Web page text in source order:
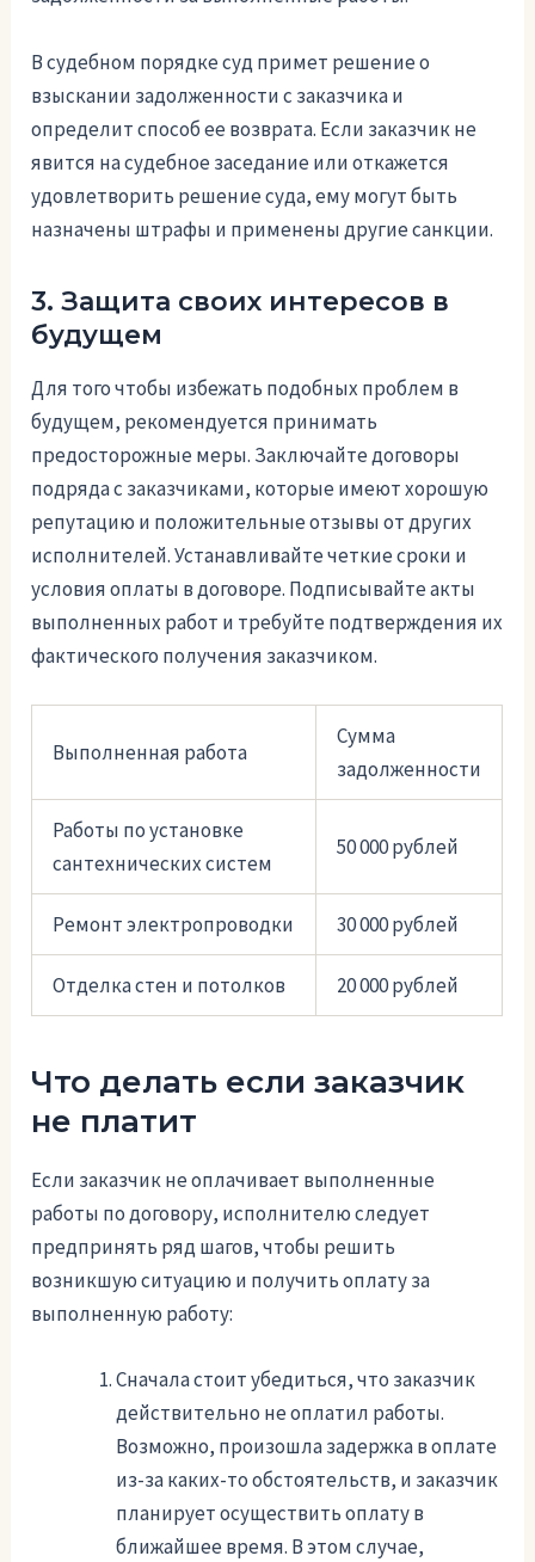
В судебном порядке суд примет решение о
взыскании задолженности с заказчика и
определит способ ее возврата. Если заказчик не
явится на судебное заседание или откажется
удовлетворить решение суда, ему могут быть
назначены штрафы и применены другие санкции.
3. Защита своих интересов в
будущем
Для того чтобы избежать подобных проблем в
будущем, рекомендуется принимать
предосторожные меры. Заключайте договоры
подряда с заказчиками, которые имеют хорошую
репутацию и положительные отзывы от других
исполнителей. Устанавливайте четкие сроки и
условия оплаты в договоре. Подписывайте акты
выполненных работ и требуйте подтверждения их
фактического получения заказчиком.
Выполненная работа
Сумма
задолженности
Работы по установке
сантехнических систем
50 000 рублей
Ремонт электропроводки 30 000 рублей
Отделка стен и потолков 20 000 рублей
Что делать если заказчик
не платит
Если заказчик не оплачивает выполненные
работы по договору, исполнителю следует
предпринять ряд шагов, чтобы решить
возникшую ситуацию и получить оплату за
выполненную работу:
Сначала стоит убедиться, что заказчик
действительно не оплатил работы.
Возможно, произошла задержка в оплате
из-за каких-то обстоятельств, и заказчик
планирует осуществить оплату в
ближайшее время. В этом случае,